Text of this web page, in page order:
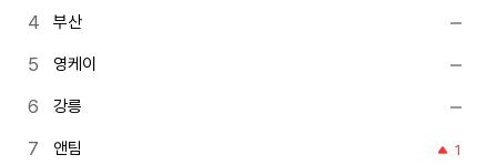
부산
영케이
강릉
앤팀 1